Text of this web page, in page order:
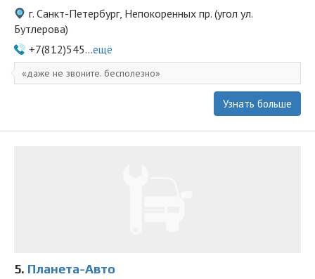
г. Санкт-Петербург, Непокоренных пр. (угол ул.
Бутлерова)
+7(812)545...ещё
даже не звоните. бесполезно
Узнать больше
5. Планета-Авто